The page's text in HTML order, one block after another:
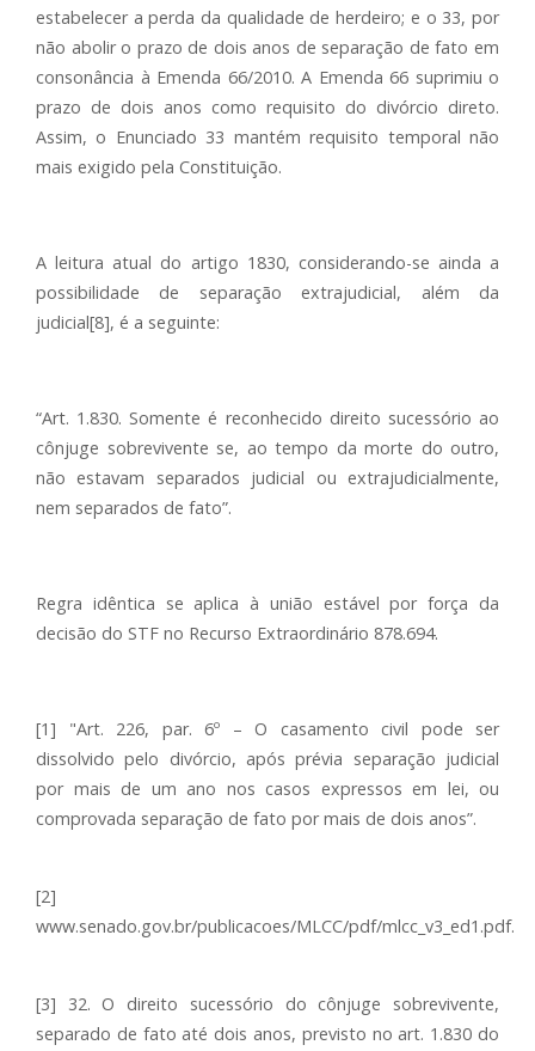
estabelecer a perda da qualidade de herdeiro; e o 33, por
não abolir o prazo de dois anos de separação de fato em
consonância à Emenda 66/2010. A Emenda 66 suprimiu o
prazo de dois anos como requisito do divórcio direto.
Assim, o Enunciado 33 mantém requisito temporal não
mais exigido pela Constituição.
A leitura atual do artigo 1830, considerando-se ainda a
possibilidade de separação extrajudicial, além da
judicial[8], é a seguinte:
“Art. 1.830. Somente é reconhecido direito sucessório ao
cônjuge sobrevivente se, ao tempo da morte do outro,
não estavam separados judicial ou extrajudicialmente,
nem separados de fato”.
Regra idêntica se aplica à união estável por força da
decisão do STF no Recurso Extraordinário 878.694.
[1] "Art. 226, par. 6º – O casamento civil pode ser
dissolvido pelo divórcio, após prévia separação judicial
por mais de um ano nos casos expressos em lei, ou
comprovada separação de fato por mais de dois anos”.
[2]
www.senado.gov.br/publicacoes/MLCC/pdf/mlcc_v3_ed1.pdf.
[3] 32. O direito sucessório do cônjuge sobrevivente,
separado de fato até dois anos, previsto no art. 1.830 do